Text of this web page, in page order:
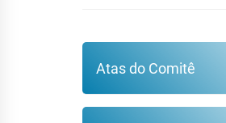
Atas do Comitê